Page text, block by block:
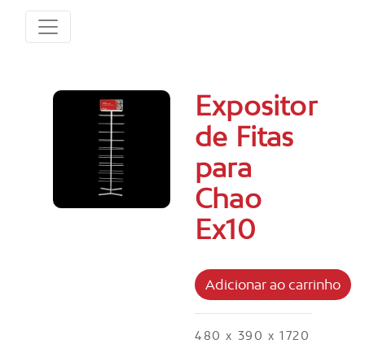
Expositor
de Fitas
para
Chao
Ex10
480 x 390 x 1720